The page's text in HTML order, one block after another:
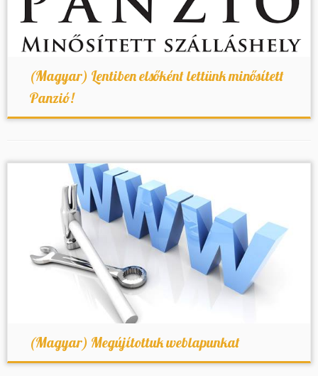
(Magyar) Lentiben elsőként lettünk minősített
Panzió!
(Magyar) Megújítottuk weblapunkat